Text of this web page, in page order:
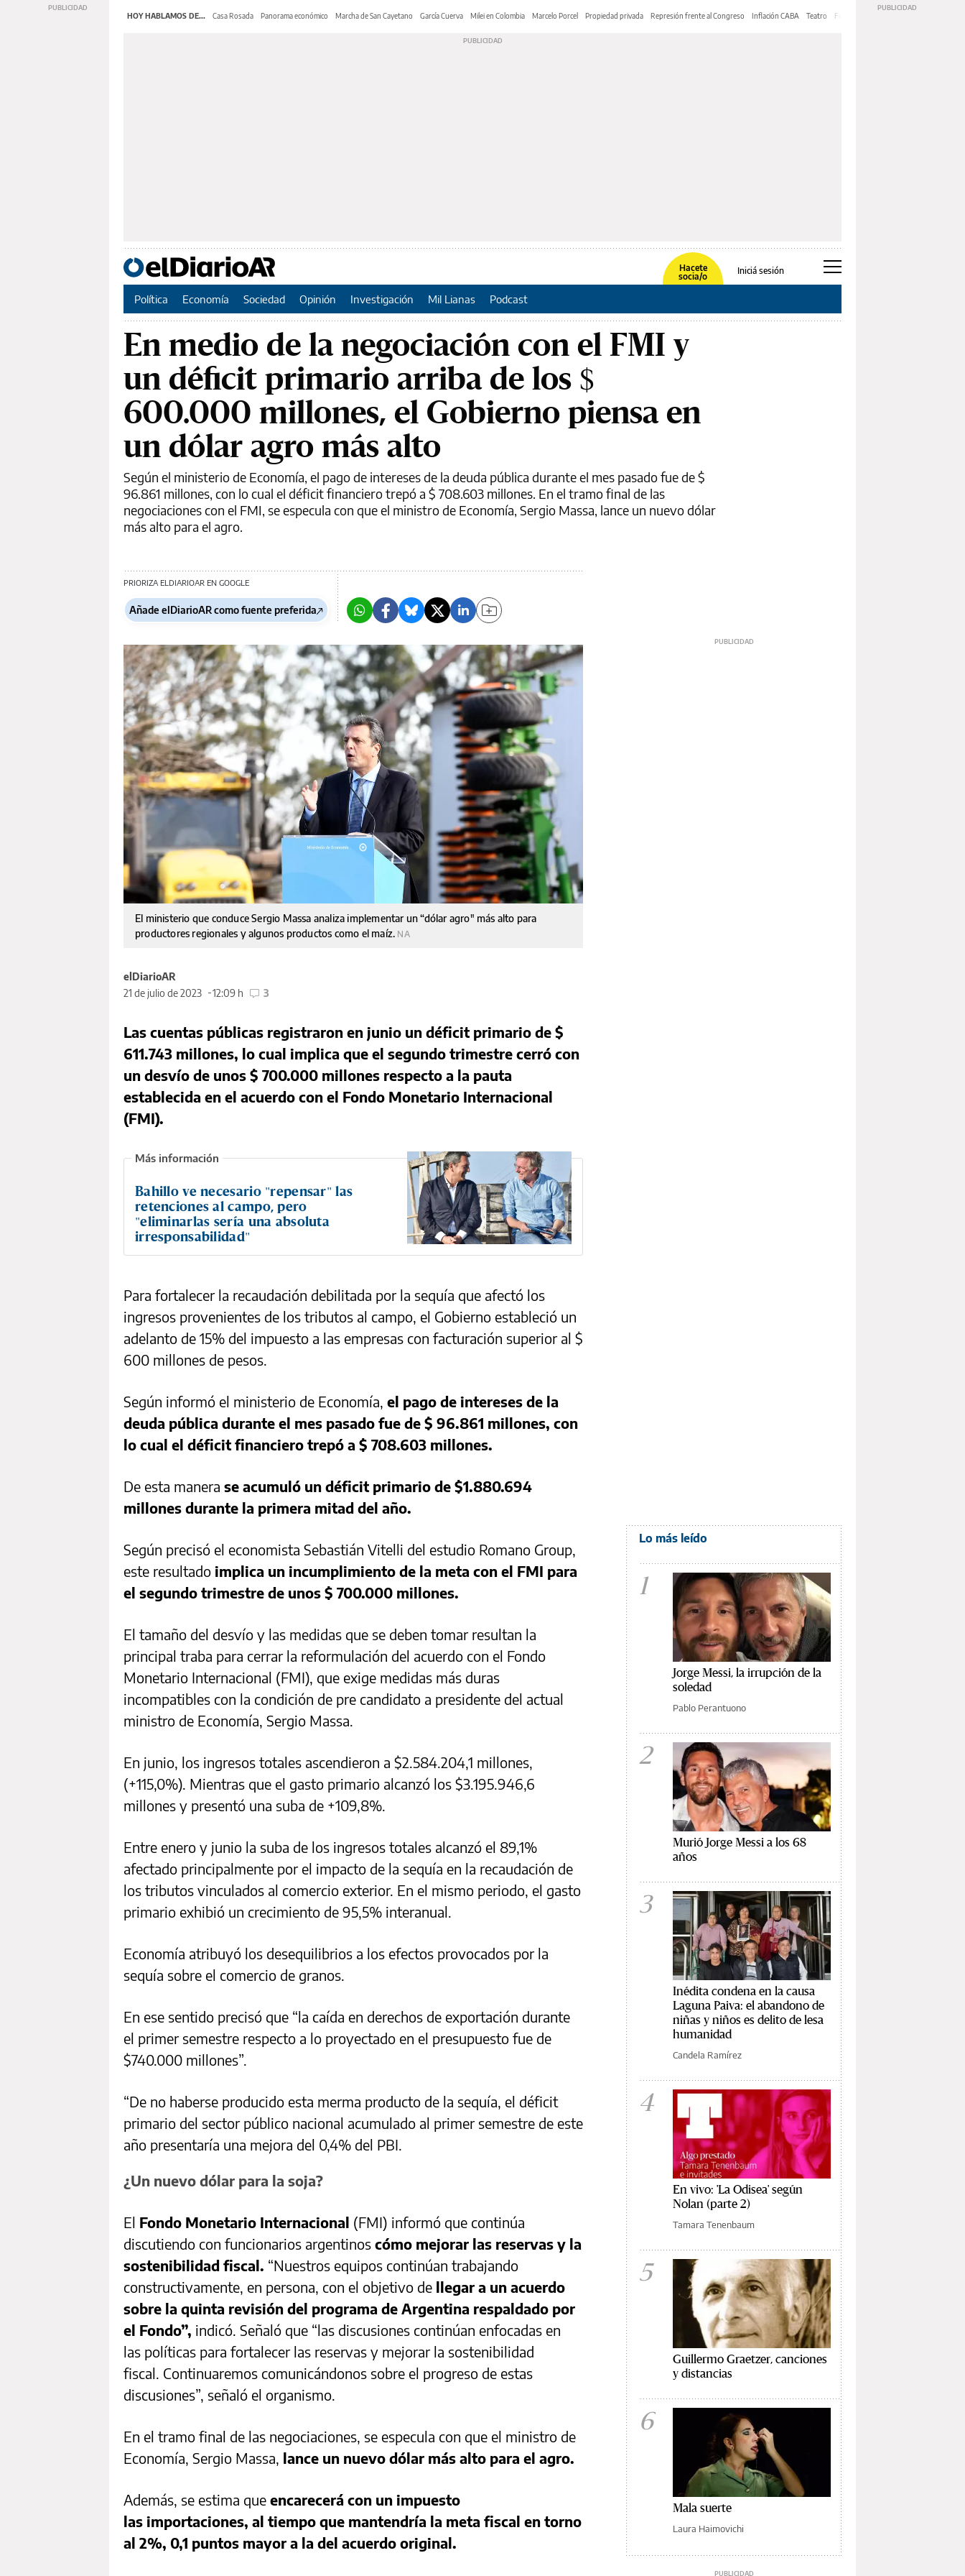
HOY HABLAMOS DE... Casa Rosada Panorama económico Marcha de San Cayetano García Cuerva Milei en Colombia Marcelo Porcel Propiedad privada Represión frente al Congreso Inflación CABA Teatro Feria de Editores
Hacete
socia/o
Iniciá sesión
Política Economía Sociedad Opinión Investigación Mil Lianas Podcast
En medio de la negociación con el FMI y
un déficit primario arriba de los $
600.000 millones, el Gobierno piensa en
un dólar agro más alto
Según el ministerio de Economía, el pago de intereses de la deuda pública durante el mes pasado fue de $
96.861 millones, con lo cual el déficit financiero trepó a $ 708.603 millones. En el tramo final de las
negociaciones con el FMI, se especula con que el ministro de Economía, Sergio Massa, lance un nuevo dólar
más alto para el agro.
PRIORIZA ELDIARIOAR EN GOOGLE
Añade elDiarioAR como fuente preferida
El ministerio que conduce Sergio Massa analiza implementar un “dólar agro″ más alto para
productores regionales y algunos productos como el maíz. NA
elDiarioAR
21 de julio de 2023
12:09 h 3
Las cuentas públicas registraron en junio un déficit primario de $
611.743 millones, lo cual implica que el segundo trimestre cerró con
un desvío de unos $ 700.000 millones respecto a la pauta
establecida en el acuerdo con el Fondo Monetario Internacional
(FMI).
Bahillo ve necesario "repensar" las
retenciones al campo, pero
"eliminarlas sería una absoluta
irresponsabilidad"
Para fortalecer la recaudación debilitada por la sequía que afectó los
ingresos provenientes de los tributos al campo, el Gobierno estableció un
adelanto de 15% del impuesto a las empresas con facturación superior al $
600 millones de pesos.
Según informó el ministerio de Economía, el pago de intereses de la
deuda pública durante el mes pasado fue de $ 96.861 millones, con
lo cual el déficit financiero trepó a $ 708.603 millones.
De esta manera se acumuló un déficit primario de $1.880.694
millones durante la primera mitad del año.
Según precisó el economista Sebastián Vitelli del estudio Romano Group,
este resultado implica un incumplimiento de la meta con el FMI para
el segundo trimestre de unos $ 700.000 millones.
El tamaño del desvío y las medidas que se deben tomar resultan la
principal traba para cerrar la reformulación del acuerdo con el Fondo
Monetario Internacional (FMI), que exige medidas más duras
incompatibles con la condición de pre candidato a presidente del actual
ministro de Economía, Sergio Massa.
En junio, los ingresos totales ascendieron a $2.584.204,1 millones,
(+115,0%). Mientras que el gasto primario alcanzó los $3.195.946,6
millones y presentó una suba de +109,8%.
Entre enero y junio la suba de los ingresos totales alcanzó el 89,1%
afectado principalmente por el impacto de la sequía en la recaudación de
los tributos vinculados al comercio exterior. En el mismo periodo, el gasto
primario exhibió un crecimiento de 95,5% interanual.
Economía atribuyó los desequilibrios a los efectos provocados por la
sequía sobre el comercio de granos.
En ese sentido precisó que “la caída en derechos de exportación durante
el primer semestre respecto a lo proyectado en el presupuesto fue de
$740.000 millones”.
“De no haberse producido esta merma producto de la sequía, el déficit
primario del sector público nacional acumulado al primer semestre de este
año presentaría una mejora del 0,4% del PBI.
¿Un nuevo dólar para la soja?
El Fondo Monetario Internacional (FMI) informó que continúa
discutiendo con funcionarios argentinos cómo mejorar las reservas y la
sostenibilidad fiscal. “Nuestros equipos continúan trabajando
constructivamente, en persona, con el objetivo de llegar a un acuerdo
sobre la quinta revisión del programa de Argentina respaldado por
el Fondo”, indicó. Señaló que “las discusiones continúan enfocadas en
las políticas para fortalecer las reservas y mejorar la sostenibilidad
fiscal. Continuaremos comunicándonos sobre el progreso de estas
discusiones”, señaló el organismo.
En el tramo final de las negociaciones, se especula con que el ministro de
Economía, Sergio Massa, lance un nuevo dólar más alto para el agro.
Además, se estima que encarecerá con un impuesto
las importaciones, al tiempo que mantendría la meta fiscal en torno
al 2%, 0,1 puntos mayor a la del acuerdo original.
Lo más leído
1
Jorge Messi, la irrupción de la
soledad
Pablo Perantuono
2
Murió Jorge Messi a los 68
años
3
Inédita condena en la causa
Laguna Paiva: el abandono de
niñas y niños es delito de lesa
humanidad
Candela Ramírez
4
En vivo: 'La Odisea' según
Nolan (parte 2)
Tamara Tenenbaum
5
Guillermo Graetzer, canciones
y distancias
6
Mala suerte
Laura Haimovichi